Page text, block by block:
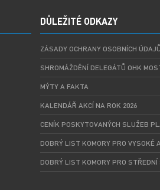
DŮLEŽITÉ ODKAZY
ZÁSADY OCHRANY OSOBNÍCH ÚDAJŮ
SHROMÁŽDĚNÍ DELEGÁTŮ OHK
MÝTY A FAKTA
KALENDÁŘ AKCÍ NA ROK 2026
CENÍK POSKYTOVANÝCH SLUŽEB
DOBRÝ LIST KOMORY PRO VYSOKÉ
DOBRÝ LIST KOMORY PRO STŘEDNÍ